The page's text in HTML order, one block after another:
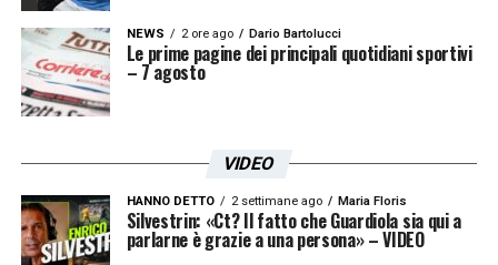
NEWS 2 ore ago Dario Bartolucci
Le prime pagine dei principali quotidiani sportivi
– 7 agosto
VIDEO
HANNO DETTO 2 settimane ago Maria Floris
Silvestrin: «Ct? Il fatto che Guardiola sia qui a
parlarne è grazie a una persona» – VIDEO